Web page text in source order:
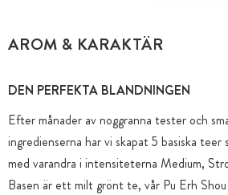
AROM & KARAKTÄR
DEN PERFEKTA BLANDNINGEN
Efter månader av noggranna tester och
ingredienserna har vi skapat 5 basiska
med varandra i intensiteterna Medium,
Basen är ett milt grönt te, vår Pu Erh